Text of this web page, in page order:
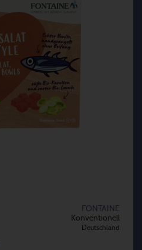
FONTAINE
Konventionell
Deutschland